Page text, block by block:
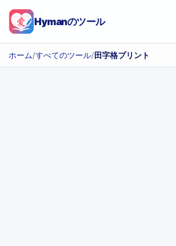
Hymanのツール
ホーム/すべてのツール/田字格プリント